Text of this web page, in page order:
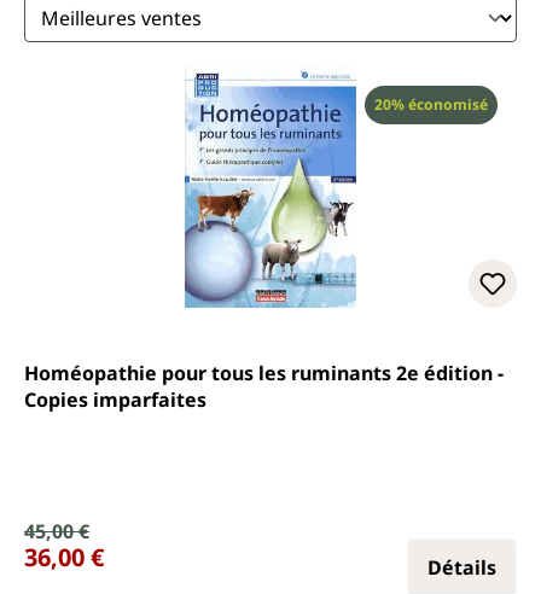
Réduction
20% économisé
Homéopathie pour tous les ruminants 2e édition -
Copies imparfaites
Prix de vente :
Prix régulier :
45,00 €
36,00 € Détails